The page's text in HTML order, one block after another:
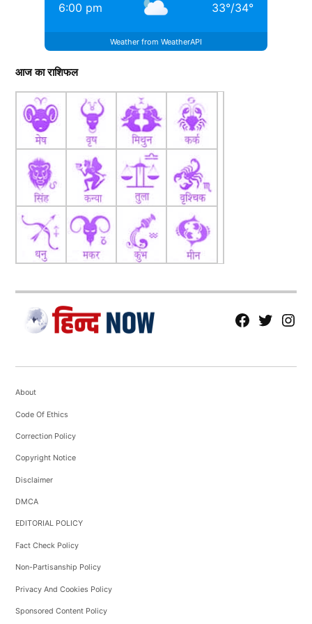
6:00 pm 33°/34°
Weather from WeatherAPI
आज का राशिफल
fb Tw tw
About
Code Of Ethics
Correction Policy
Copyright Notice
Disclaimer
DMCA
EDITORIAL POLICY
Fact Check Policy
Non-Partisanship Policy
Privacy And Cookies Policy
Sponsored Content Policy